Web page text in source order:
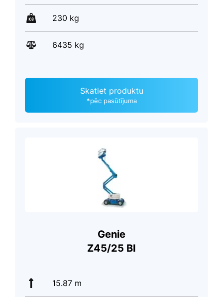
230 kg
6435 kg
Skatiet produktu
*pēc pasūtījuma
Genie
Z45/25 BI
15.87 m